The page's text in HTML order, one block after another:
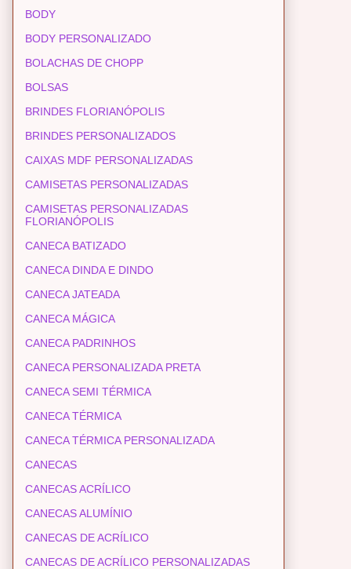
BODY
BODY PERSONALIZADO
BOLACHAS DE CHOPP
BOLSAS
BRINDES FLORIANÓPOLIS
BRINDES PERSONALIZADOS
CAIXAS MDF PERSONALIZADAS
CAMISETAS PERSONALIZADAS
CAMISETAS PERSONALIZADAS
FLORIANÓPOLIS
CANECA BATIZADO
CANECA DINDA E DINDO
CANECA JATEADA
CANECA MÁGICA
CANECA PADRINHOS
CANECA PERSONALIZADA PRETA
CANECA SEMI TÉRMICA
CANECA TÉRMICA
CANECA TÉRMICA PERSONALIZADA
CANECAS
CANECAS ACRÍLICO
CANECAS ALUMÍNIO
CANECAS DE ACRÍLICO
CANECAS DE ACRÍLICO PERSONALIZADAS